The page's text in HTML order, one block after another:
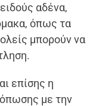
αδένα,
όπως τα
μπορούν να
επίσης η
με την